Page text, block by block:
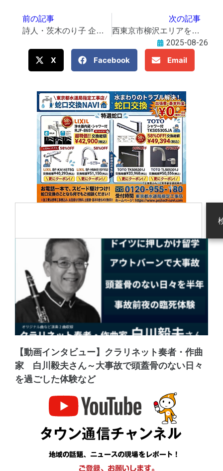
前の記事
詩人・茨木のり子 企画展 パネル展示など、西東京市郷土資料室で
次の記事
西東京市柳沢エリアを中心に乗合タクシーの実証運行 1乗車300円、未就学児は無料で
2025-08-26
X
Facebook Email
【動画インタビュー】クラリネット奏者・作曲
家 白川毅夫さん～大事故で頭蓋骨のない日々
を過ごした体験など